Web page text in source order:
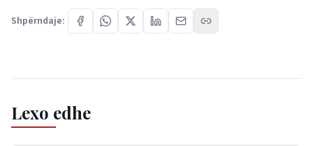
Shpërndaje:
Lexo edhe